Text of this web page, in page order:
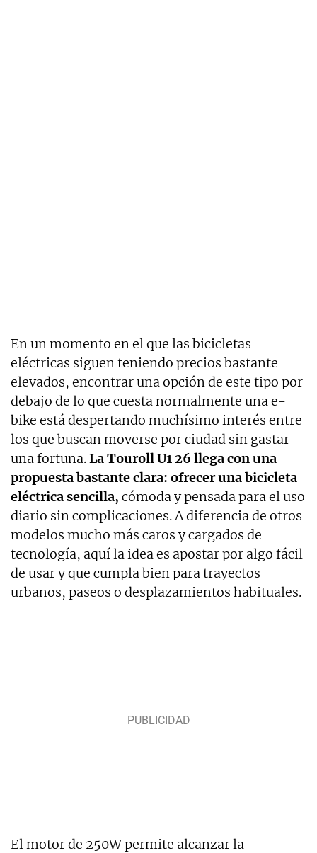
En un momento en el que las bicicletas
eléctricas siguen teniendo precios bastante
elevados, encontrar una opción de este tipo por
debajo de lo que cuesta normalmente una e-
bike está despertando muchísimo interés entre
los que buscan moverse por ciudad sin gastar
una fortuna.La Touroll U1 26 llega con una
propuesta bastante clara: ofrecer una bicicleta
eléctrica sencilla, cómoda y pensada para el uso
diario sin complicaciones. A diferencia de otros
modelos mucho más caros y cargados de
tecnología, aquí la idea es apostar por algo fácil
de usar y que cumpla bien para trayectos
urbanos, paseos o desplazamientos habituales.
El motor de 250W permite alcanzar la